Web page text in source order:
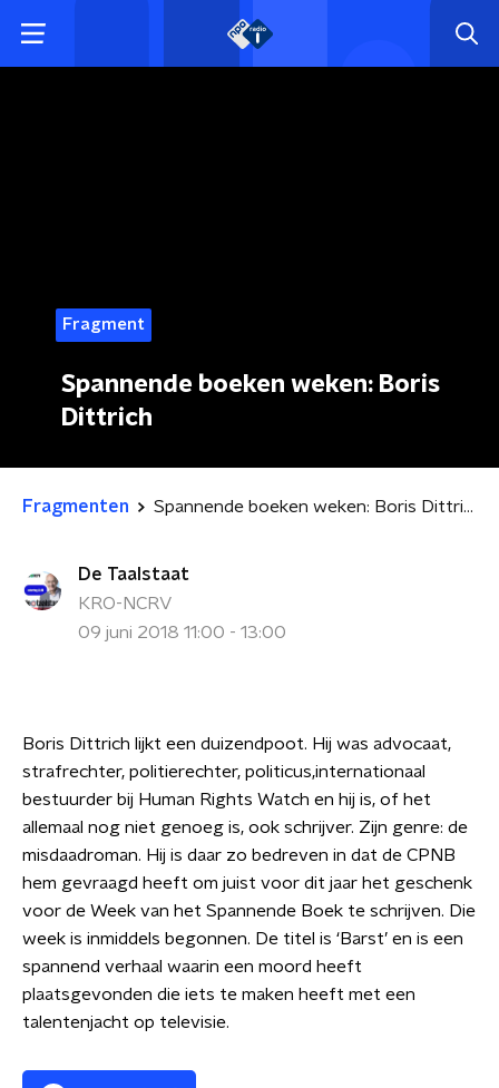
Fragment
Spannende boeken weken: Boris
Dittrich
Fragmenten Spannende boeken weken: Boris Dittrich
De Taalstaat
KRO-NCRV
09 juni 2018 11:00 - 13:00
Boris Dittrich lijkt een duizendpoot. Hij was advocaat,
strafrechter, politierechter, politicus,internationaal
bestuurder bij Human Rights Watch en hij is, of het
allemaal nog niet genoeg is, ook schrijver. Zijn genre: de
misdaadroman. Hij is daar zo bedreven in dat de CPNB
hem gevraagd heeft om juist voor dit jaar het geschenk
voor de Week van het Spannende Boek te schrijven. Die
week is inmiddels begonnen. De titel is ‘Barst’ en is een
spannend verhaal waarin een moord heeft
plaatsgevonden die iets te maken heeft met een
talentenjacht op televisie.